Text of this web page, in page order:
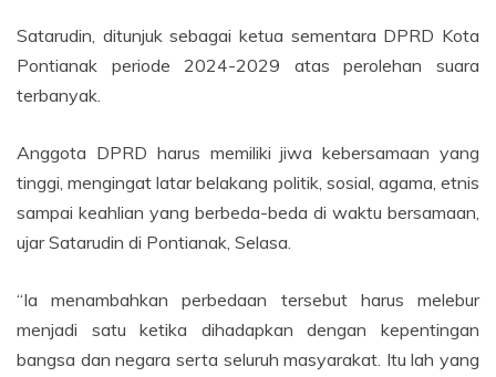
Satarudin, ditunjuk sebagai ketua sementara DPRD Kota
Pontianak periode 2024-2029 atas perolehan suara
terbanyak.
Anggota DPRD harus memiliki jiwa kebersamaan yang
tinggi, mengingat latar belakang politik, sosial, agama, etnis
sampai keahlian yang berbeda-beda di waktu bersamaan,
ujar Satarudin di Pontianak, Selasa.
“Ia menambahkan perbedaan tersebut harus melebur
menjadi satu ketika dihadapkan dengan kepentingan
bangsa dan negara serta seluruh masyarakat. Itu lah yang